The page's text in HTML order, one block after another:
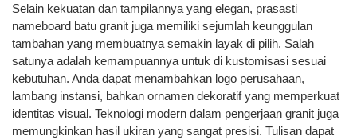
Selain kekuatan dan tampilannya yang elegan, prasasti
nameboard batu granit juga memiliki sejumlah keunggulan
tambahan yang membuatnya semakin layak di pilih. Salah
satunya adalah kemampuannya untuk di kustomisasi sesuai
kebutuhan. Anda dapat menambahkan logo perusahaan,
lambang instansi, bahkan ornamen dekoratif yang memperkuat
identitas visual. Teknologi modern dalam pengerjaan granit juga
memungkinkan hasil ukiran yang sangat presisi. Tulisan dapat